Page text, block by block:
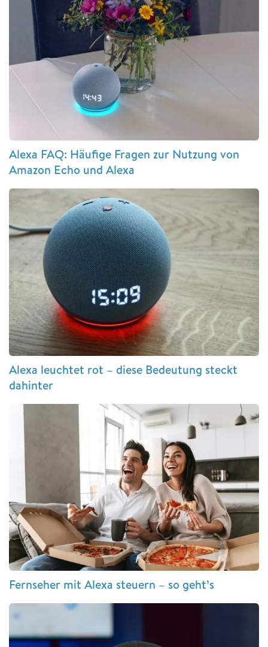
Alexa FAQ: Häufige Fragen zur Nutzung von
Amazon Echo und Alexa
Alexa leuchtet rot – diese Bedeutung steckt
dahinter
Fernseher mit Alexa steuern – so geht’s